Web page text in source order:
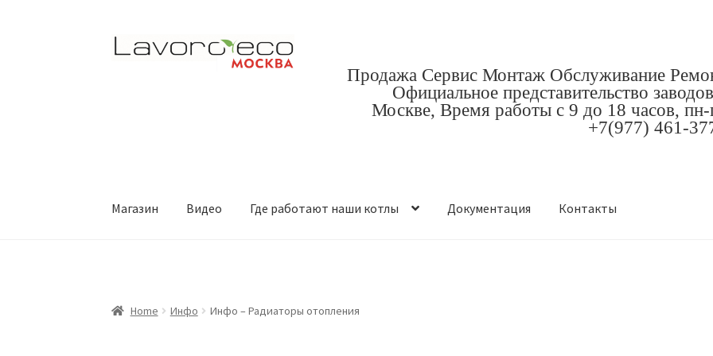
Перейти
Перейти
Продажа Сервис Монтаж Обслуживание
Официальное представительство
Москве, Время работы с 9 до 18 часов, пн-
+7(977) 461-
Магазин Видео Где работают наши котлы Документация Контакты
Home Инфо Инфо – Радиаторы отопления